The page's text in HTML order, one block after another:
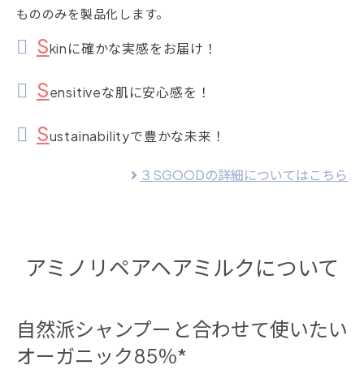
もののみを製品化します。
Skinに確かな実感をお届け！
Sensitiveな肌に安心感を！
Sustainabilityで豊かな未来！
３SGOODの詳細についてはこちら
アミノリペアヘアミルクについて
自然派シャンプーと合わせて使いたい
オーガニック85％*